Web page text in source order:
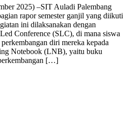
2025) –SIT Auladi Palembang
rapor semester ganjil yang diikuti
ini dilaksanakan dengan
Conference (SLC), di mana siswa
diri mereka kepada
Notebook (LNB), yaitu buku
[…]